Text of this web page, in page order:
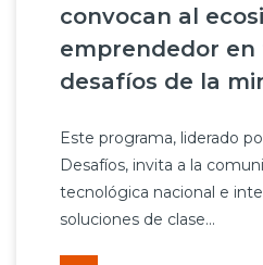
convocan al
emprendedor en
desafíos de la
Este programa, liderado
Desafíos, invita a la
tecnológica nacional e
soluciones de clase...